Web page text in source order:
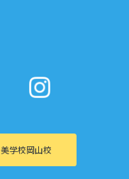
美学校岡山校